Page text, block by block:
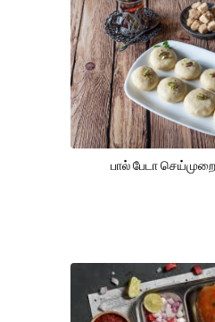
பால் பேடா